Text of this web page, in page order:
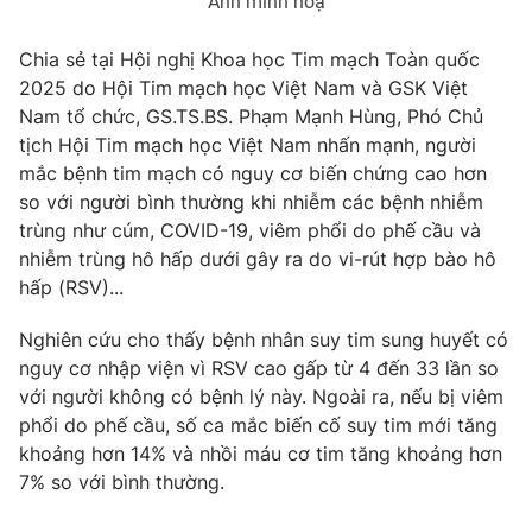
Giải sao mai
Làm đẹp
Chất lượng cuộc sống
Tuyển sinh
Học trực tuyến
Công nghệ
Hitech Công nghệ tương lai
Sản phẩm
Thị trường
Tư vấn
Giao lưu trực tuyến
Lịch phát sóng
Emagazine Podcast
Photo Infographic
Chia sẻ tại Hội nghị Khoa học Tim mạch Toàn quốc
2025 do Hội Tim mạch học Việt Nam và GSK Việt
Nam tổ chức, GS.TS.BS. Phạm Mạnh Hùng, Phó Chủ
tịch Hội Tim mạch học Việt Nam nhấn mạnh, người
mắc bệnh tim mạch có nguy cơ biến chứng cao hơn
so với người bình thường khi nhiễm các bệnh nhiễm
trùng như cúm, COVID-19, viêm phổi do phế cầu và
nhiễm trùng hô hấp dưới gây ra do vi-rút hợp bào hô
hấp (RSV)...
Nghiên cứu cho thấy bệnh nhân suy tim sung huyết có
nguy cơ nhập viện vì RSV cao gấp từ 4 đến 33 lần so
với người không có bệnh lý này. Ngoài ra, nếu bị viêm
phổi do phế cầu, số ca mắc biến cố suy tim mới tăng
khoảng hơn 14% và nhồi máu cơ tim tăng khoảng hơn
7% so với bình thường.